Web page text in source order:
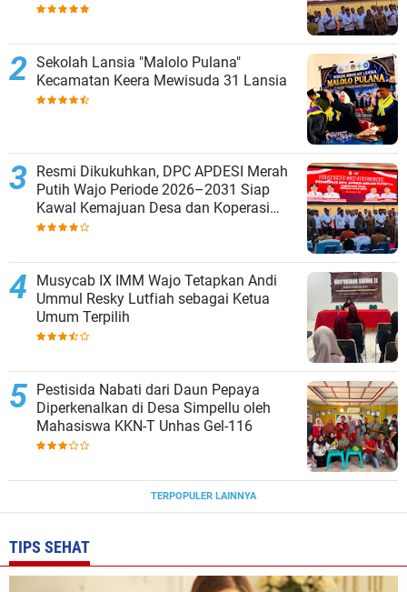
Sekolah Lansia "Malolo Pulana"
Kecamatan Keera Mewisuda 31 Lansia
Resmi Dikukuhkan, DPC APDESI Merah
Putih Wajo Periode 2026–2031 Siap
Kawal Kemajuan Desa dan Koperasi
Merah Putih
Musycab IX IMM Wajo Tetapkan Andi
Ummul Resky Lutfiah sebagai Ketua
Umum Terpilih
Pestisida Nabati dari Daun Pepaya
Diperkenalkan di Desa Simpellu oleh
Mahasiswa KKN-T Unhas Gel-116
TERPOPULER LAINNYA
TIPS SEHAT